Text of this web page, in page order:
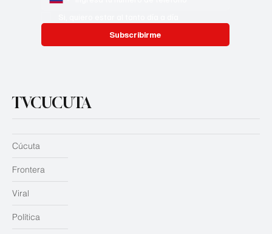
Subscribirme
TVCUCUTA
Cúcuta
Frontera
Viral
Política